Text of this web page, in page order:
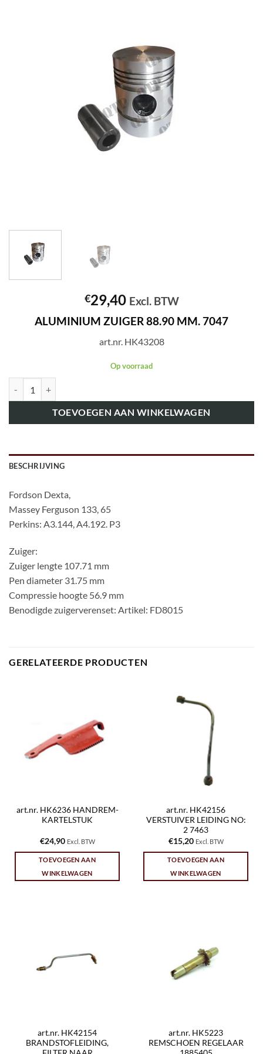
€29,40 Excl. BTW
ALUMINIUM ZUIGER 88.90 MM. 7047
art.nr. HK43208
Op voorraad
TOEVOEGEN AAN WINKELWAGEN
BESCHRIJVING
Fordson Dexta,
Massey Ferguson 133, 65
Perkins: A3.144, A4.192. P3
Zuiger:
Zuiger lengte 107.71 mm
Pen diameter 31.75 mm
Compressie hoogte 56.9 mm
Benodigde zuigerverenset: Artikel: FD8015
GERELATEERDE PRODUCTEN
art.nr. HK6236 HANDREM-
KARTELSTUK
€24,90 Excl. BTW
TOEVOEGEN AAN
WINKELWAGEN
art.nr. HK42156
VERSTUIVER LEIDING NO:
2 7463
€15,20 Excl. BTW
TOEVOEGEN AAN
WINKELWAGEN
art.nr. HK42154
BRANDSTOFLEIDING,
art.nr. HK5223
REMSCHOEN REGELAAR